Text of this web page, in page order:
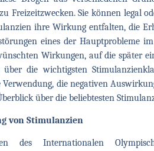
Freizeitzwecken. Sie können legal
ihre Wirkung entfalten, die
eines der Hauptprobleme
Wirkungen, auf die später
die wichtigsten
die negativen
über die beliebtesten
von Stimulanzien
des Internationalen